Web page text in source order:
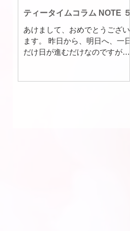
ティータイムコラム NOTE ５
あけまして、おめでとうござい
ます。 昨日から、明日へ、一日
だけ日が進むだけなのですが、